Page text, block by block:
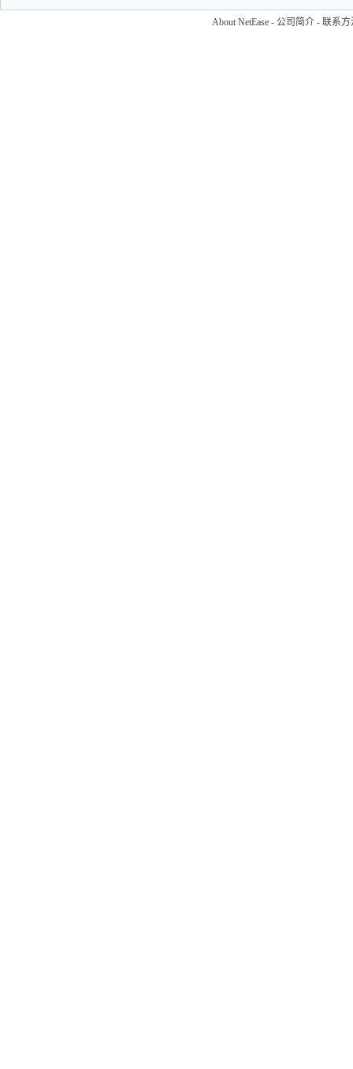
About NetEase - 公司简介 - 联系方